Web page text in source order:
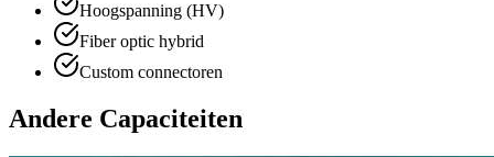
Hoogspanning (HV)
Fiber optic hybrid
Custom connectoren
Andere Capaciteiten